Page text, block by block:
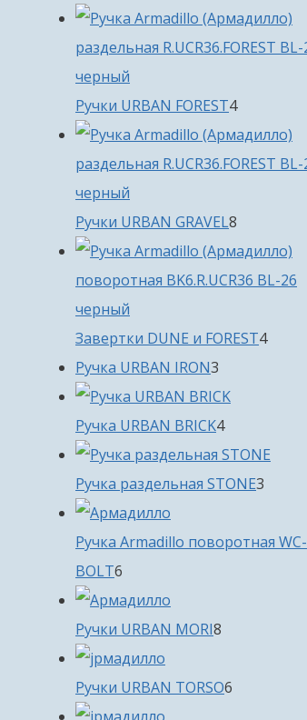
товара
Ручки URBAN FOREST44
товара
Ручки URBAN GRAVEL8
товаров
Завертки DUNE и FOREST44
Ручка URBAN IRON3
товара
Ручка URBAN BRICK44
товара
Ручка раздельная STONE3
Ручка Armadillo поворотная WC-
BOLT6
товаров
Ручки URBAN MORI8
Ручки URBAN TORSO6